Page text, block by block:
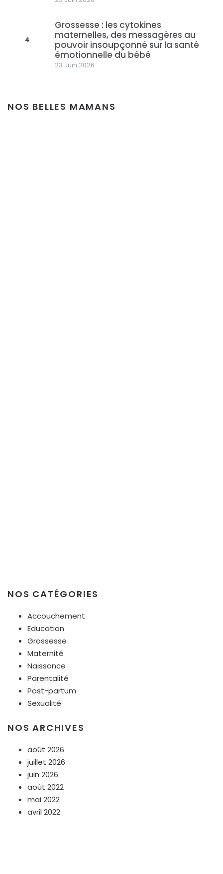
4
Grossesse : les cytokines
maternelles, des messagères au
pouvoir insoupçonné sur la santé
émotionnelle du bébé
23 Juin 2026
NOS BELLES MAMANS
NOS CATÉGORIES
Accouchement
Education
Grossesse
Maternité
Naissance
Parentalité
Post-partum
Sexualité
NOS ARCHIVES
août 2026
juillet 2026
juin 2026
août 2022
mai 2022
avril 2022